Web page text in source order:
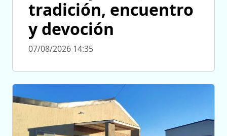
tradición, encuentro
y devoción
07/08/2026 14:35